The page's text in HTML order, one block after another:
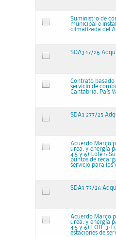
Suministro de
municipal e
climatizada del
SDA3 17/26
Contrato basado
servicio de
Cantabria, País
SDA3 277/25
Acuerdo Marco
urea, y energía
4 5 y 6) Lote 1:
puntos de
servicio para los
SDA3 73/26
Acuerdo Marco
urea, y energía
4 5 y 6) LOTE 3:
estaciones de